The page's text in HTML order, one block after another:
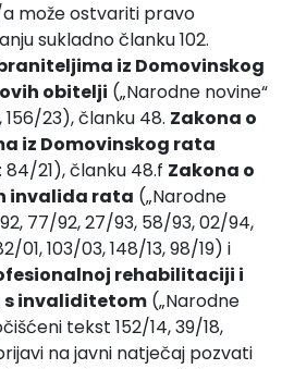
može ostvariti pravo
sukladno članku 102.
iz Domovinskog
obitelji („Narodne novine“
156/23), članku 48. Zakona o
iz Domovinskog rata
84/21), članku 48.f Zakona o
invalida rata („Narodne
77/92, 27/93, 58/93, 02/94,
01, 103/03, 148/13, 98/19) i
rehabilitaciji i
s invaliditetom („Narodne
tekst 152/14, 39/18,
na javni natječaj pozvati